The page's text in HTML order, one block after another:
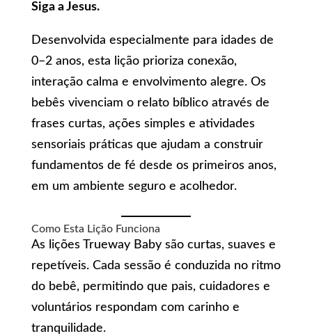
Siga a Jesus.
Desenvolvida especialmente para idades de
0–2 anos, esta lição prioriza conexão,
interação calma e envolvimento alegre. Os
bebês vivenciam o relato bíblico através de
frases curtas, ações simples e atividades
sensoriais práticas que ajudam a construir
fundamentos de fé desde os primeiros anos,
em um ambiente seguro e acolhedor.
Como Esta Lição Funciona
As lições Trueway Baby são curtas, suaves e
repetíveis. Cada sessão é conduzida no ritmo
do bebê, permitindo que pais, cuidadores e
voluntários respondam com carinho e
tranquilidade.